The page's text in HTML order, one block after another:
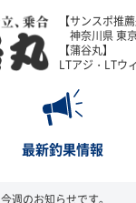
【サンスポ推
神奈川県 東
【蒲谷丸】
LTアジ・LTウ
最新釣果情報
今週のお知らせです。